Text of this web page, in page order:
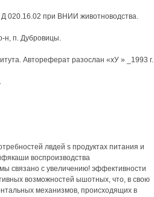
Д 020.16.02 при ВНИИ животноводства.
н, п. Дубровицы.
Автореферат разослан «хУ » _1993 г.
лвдей s продуктах питания и
воспроизводства
связано с увеличению! эффективности
возможностей ышотных, что, в свою
механизмов, происходящих в